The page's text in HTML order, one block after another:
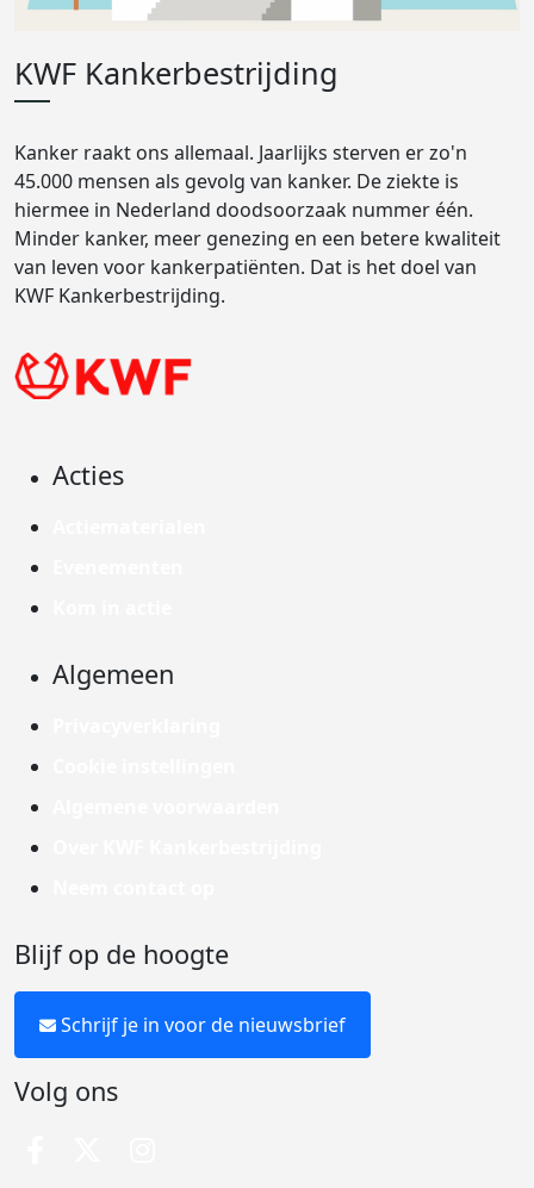
KWF Kankerbestrijding
Kanker raakt ons allemaal. Jaarlijks sterven er zo'n
45.000 mensen als gevolg van kanker. De ziekte is
hiermee in Nederland doodsoorzaak nummer één.
Minder kanker, meer genezing en een betere kwaliteit
van leven voor kankerpatiënten. Dat is het doel van
KWF Kankerbestrijding.
Acties
Algemeen
Blijf op de hoogte
Schrijf je in voor de nieuwsbrief
Volg ons